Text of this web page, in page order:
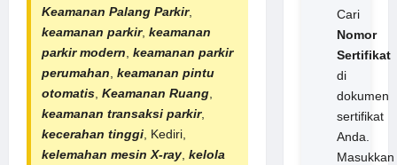
Keamanan Palang Parkir,
keamanan parkir, keamanan
parkir modern, keamanan parkir
perumahan, keamanan pintu
otomatis, Keamanan Ruang,
keamanan transaksi parkir,
kecerahan tinggi, Kediri,
kelemahan mesin X-ray, kelola
Cari
Nomor
Sertifikat
di
dokumen
sertifikat
Anda.
Masukkan